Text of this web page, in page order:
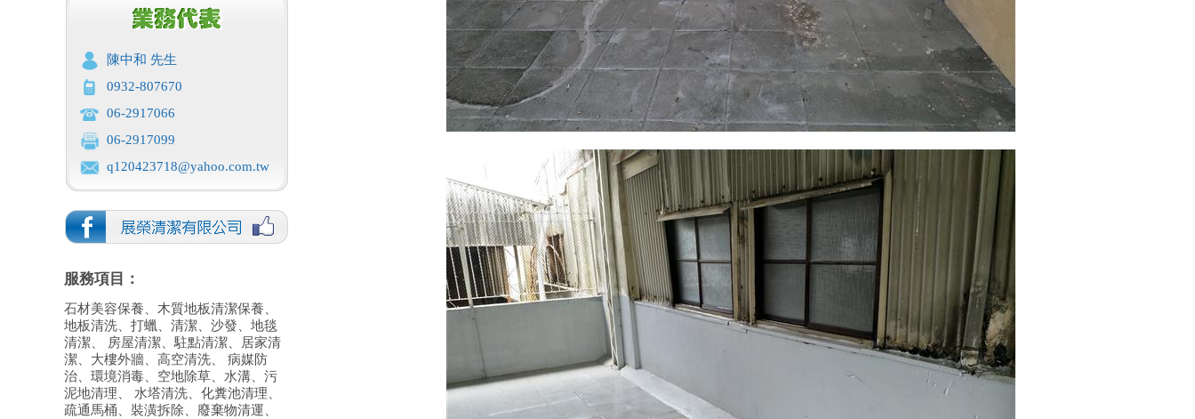
陳中和 先生
0932-807670
06-2917066
06-2917099
q120423718@yahoo.com.tw
服務項目：
石材美容保養、木質地板清潔保養、
地板清洗、打蠟、清潔、沙發、地毯
清潔、 房屋清潔、駐點清潔、居家清
潔、大樓外牆、高空清洗、 病媒防
治、環境消毒、空地除草、水溝、污
泥地清理、 水塔清洗、化糞池清理、
疏通馬桶、裝潢拆除、廢棄物清運、